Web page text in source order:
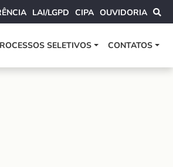
LAI/LGPD CIPA OUVIDORIA
SELETIVOS CONTATOS